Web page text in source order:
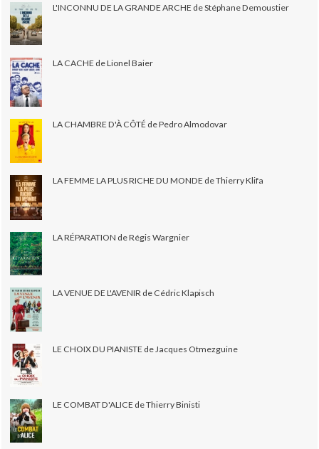
L'INCONNU DE LA GRANDE ARCHE de Stéphane Demoustier
LA CACHE de Lionel Baier
LA CHAMBRE D'À CÔTÉ de Pedro Almodovar
LA FEMME LA PLUS RICHE DU MONDE de Thierry Klifa
LA RÉPARATION de Régis Wargnier
LA VENUE DE L'AVENIR de Cédric Klapisch
LE CHOIX DU PIANISTE de Jacques Otmezguine
LE COMBAT D'ALICE de Thierry Binisti